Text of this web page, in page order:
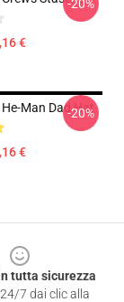
€
-20%
Man Dad Hat
€
-20%
tutta sicurezza
7 dai clic alla